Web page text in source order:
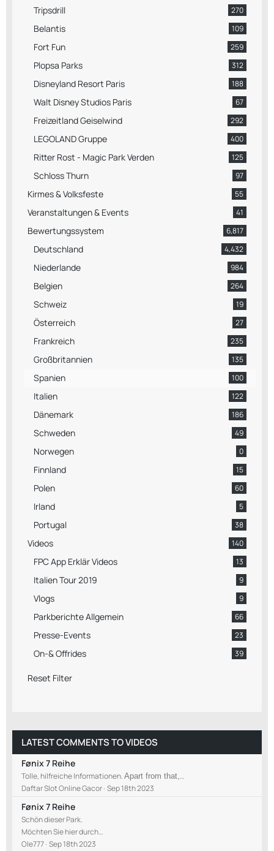
Tripsdrill 270
Belantis 109
Fort Fun 259
Plopsa Parks 312
Disneyland Resort Paris 188
Walt Disney Studios Paris 67
Freizeitland Geiselwind 292
LEGOLAND Gruppe 400
Ritter Rost - Magic Park Verden 125
Schloss Thurn 97
Kirmes & Volksfeste 55
Veranstaltungen & Events 41
Bewertungssystem 6,817
Deutschland 4,432
Niederlande 984
Belgien 264
Schweiz 19
Österreich 27
Frankreich 235
Großbritannien 135
Spanien 100
Italien 122
Dänemark 186
Schweden 49
Norwegen 0
Finnland 15
Polen 60
Irland 5
Portugal 38
Videos 140
FPC App Erklär Videos 13
Italien Tour 2019 9
Vlogs 9
Parkberichte Allgemein 66
Presse-Events 23
On-& Offrides 39
Reset Filter
LATEST COMMENTS TO VIDEOS
Fønix 7 Reihe
Tolle, hilfreiche Informationen. Apart from that,…
Daftar Slot Online Gacor Sep 18th 2023
Fønix 7 Reihe
Schön dieser Park.
Möchten Sie hier durch…
Ole777 Sep 18th 2023